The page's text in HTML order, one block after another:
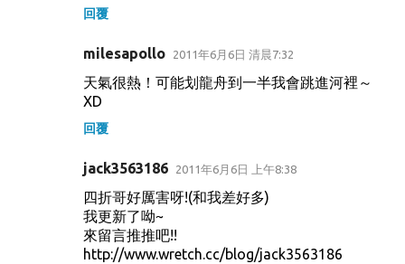
回覆
milesapollo 2011年6月6日 清晨7:32
天氣很熱！可能划龍舟到一半我會跳進河裡～
XD
回覆
jack3563186 2011年6月6日 上午8:38
四折哥好厲害呀!(和我差好多)
我更新了呦~
來留言推推吧!!
http://www.wretch.cc/blog/jack3563186